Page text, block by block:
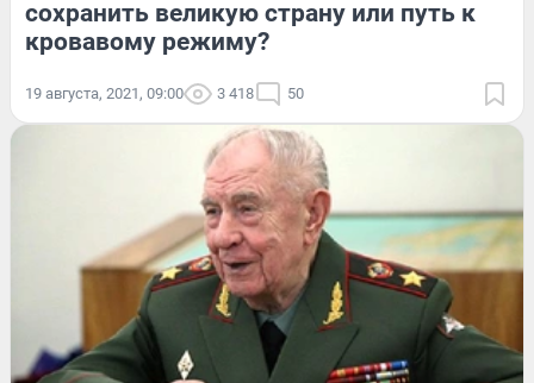
сохранить великую страну или путь к
кровавому режиму?
19 августа, 2021, 09:00 3 418 50